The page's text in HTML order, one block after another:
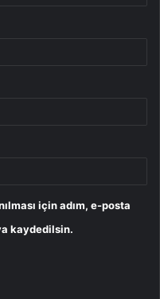
için adım, e-posta
kaydedilsin.